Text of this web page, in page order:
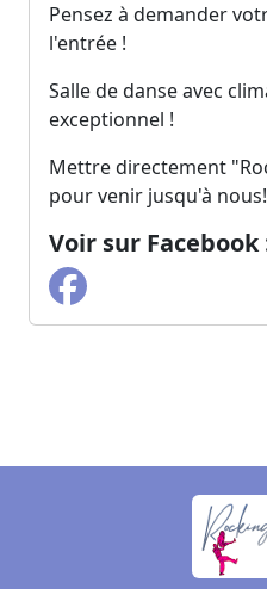
Pensez à demander
l'entrée !
Salle de danse avec
exceptionnel !
Mettre directement
pour venir jusqu'à nous!
Voir sur Facebook